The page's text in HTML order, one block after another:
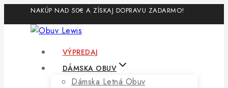
to
content
NAKÚP NAD 50€ A ZÍSKAJ DOPRAVU ZADARMO!
VÝPREDAJ
DÁMSKA OBUV
Dámska Letná Obuv